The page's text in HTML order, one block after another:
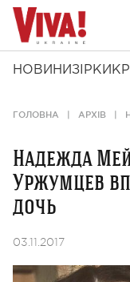
НОВИНИ ЗІРКИ
ГОЛОВНА АРХІВ
Надежда
Уржумцев
дочь
03.11.2017